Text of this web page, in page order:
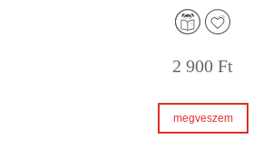
2 900Ft
megveszem